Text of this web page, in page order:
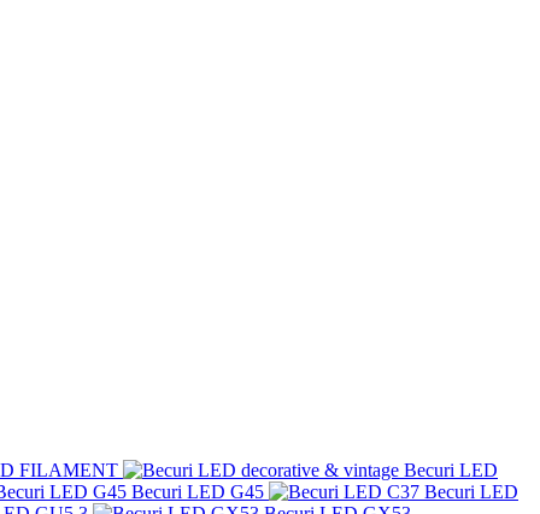
FILAMENT
Becuri LED
Becuri LED G45
Becuri LED